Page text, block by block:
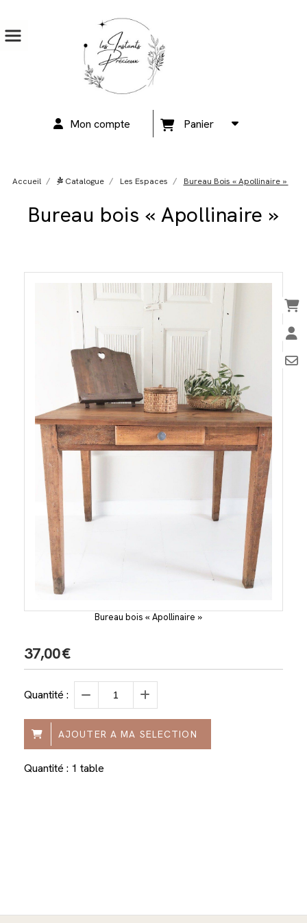
Mon compte Panier
Accueil Catalogue Les Espaces Bureau Bois « Apollinaire »
Bureau bois « Apollinaire »
Bureau bois « Apollinaire »
37,00€
Quantité :
AJOUTER A MA SELECTION
Quantité : 1 table